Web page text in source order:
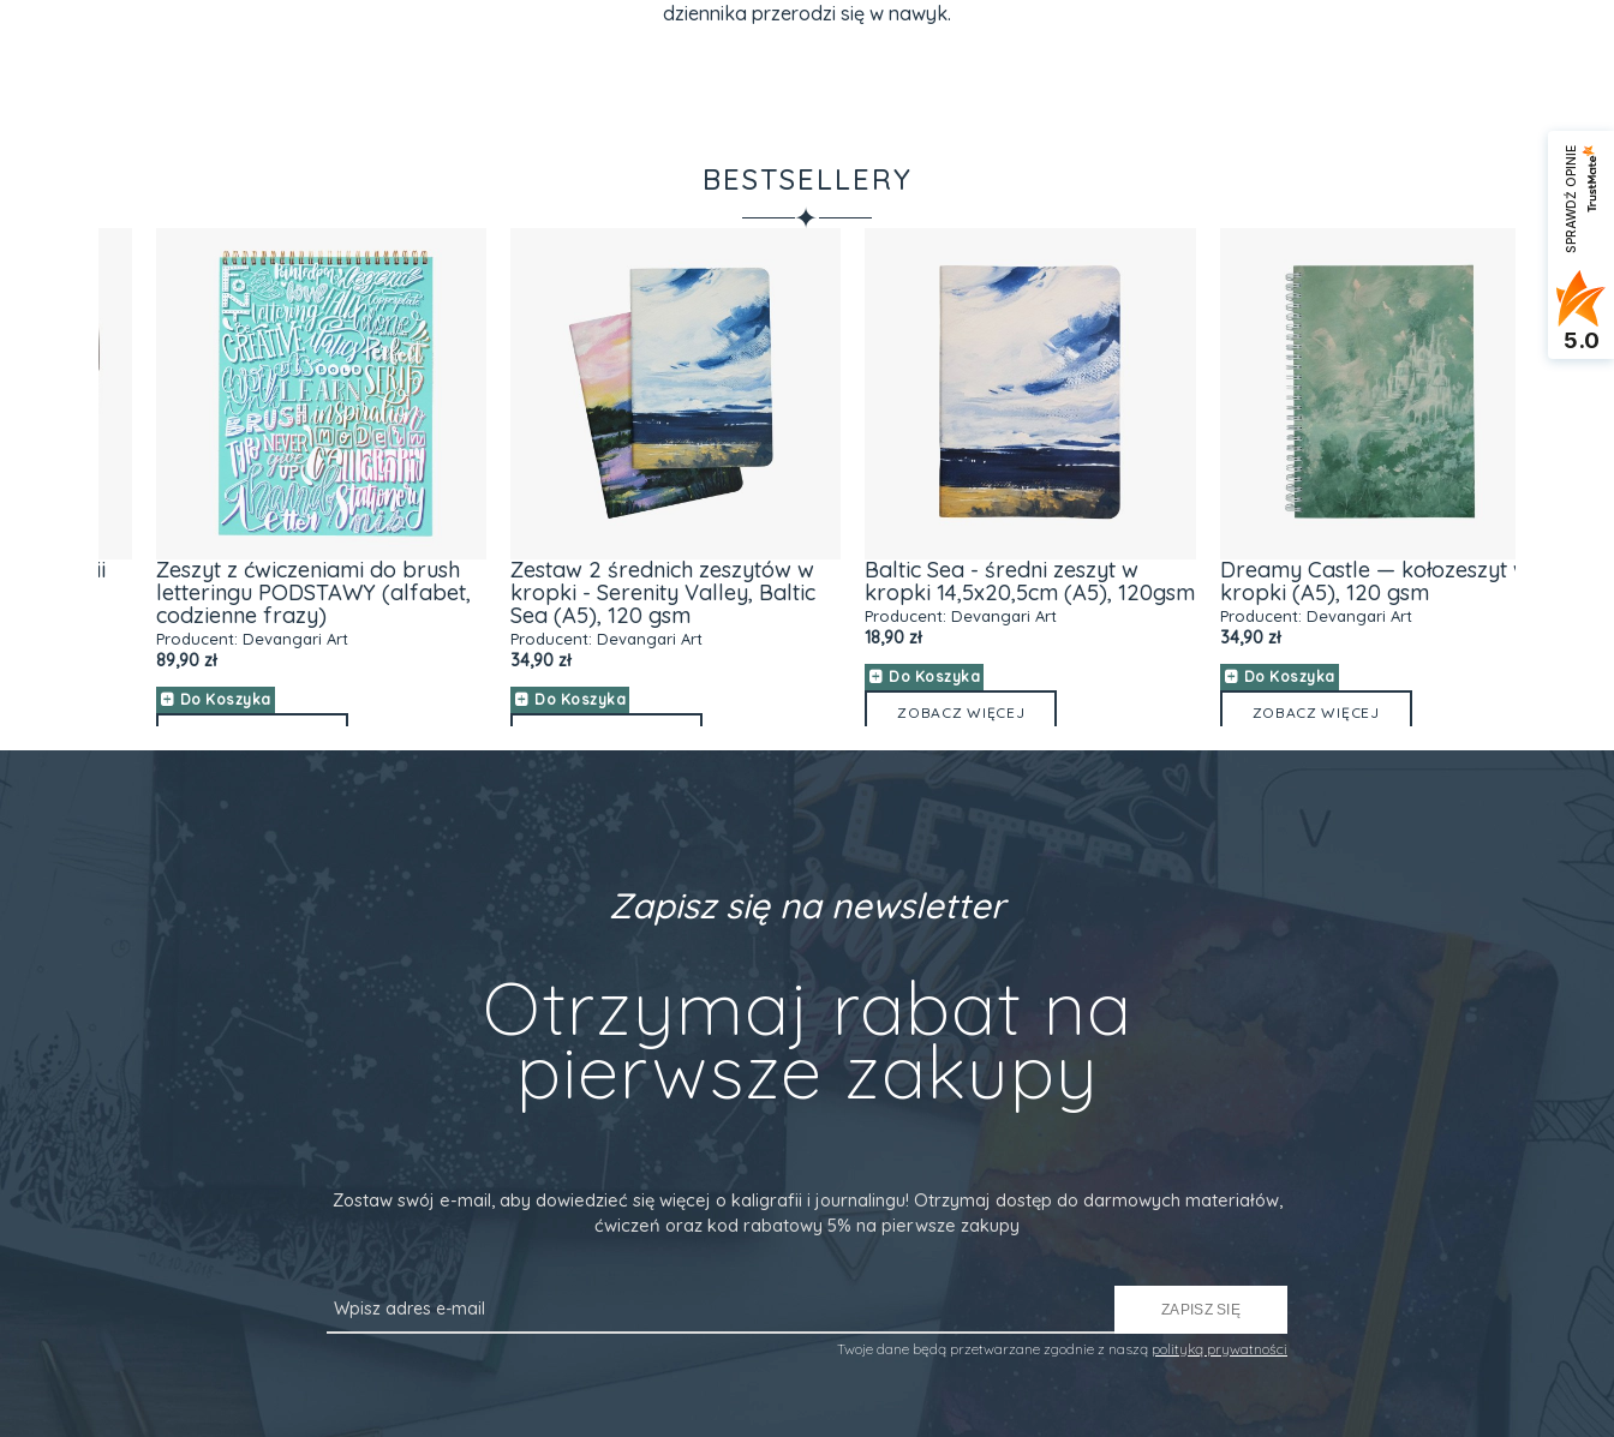
dziennika przerodzi się w nawyk.
BESTSELLERY
✦
Zeszyt z ćwiczeniami do brush
letteringu PODSTAWY (alfabet,
codzienne frazy)
Producent: Devangari Art
89,90 zł
Do Koszyka
Zestaw 2 średnich zeszytów w
kropki - Serenity Valley, Baltic
Sea (A5), 120 gsm
Producent: Devangari Art
34,90 zł
Do Koszyka
Baltic Sea - średni zeszyt w
kropki 14,5x20,5cm (A5), 120gsm
Producent: Devangari Art
18,90 zł
Do Koszyka
ZOBACZ WIĘCEJ
Dreamy Castle — kołozeszyt w
kropki (A5), 120 gsm
Producent: Devangari Art
34,90 zł
Do Koszyka
ZOBACZ WIĘCEJ
NOWOŚĆ
Zapisz się na newsletter
Otrzymaj rabat na
pierwsze zakupy
Zostaw swój e-mail, aby dowiedzieć się więcej o kaligrafii i journalingu! Otrzymaj dostęp do darmowych materiałów,
ćwiczeń oraz kod rabatowy 5% na pierwsze zakupy
ZAPISZ SIĘ
Twoje dane będą przetwarzane zgodnie z naszą polityką prywatności
SPRAWDŹ OPINIE
5.0